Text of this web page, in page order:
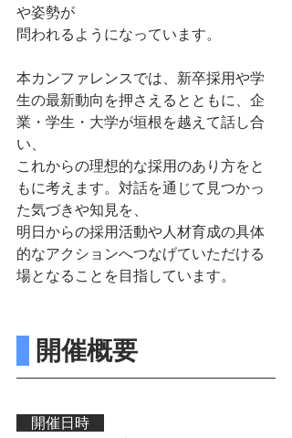
や姿勢が
問われるようになっています。
本カンファレンスでは、新卒採用や学
生の最新動向を押さえるとともに、企
業・学生・大学が垣根を越えて話し合
い、
これからの理想的な採用のあり方をと
もに考えます。対話を通じて見つかっ
た気づきや知見を、
明日からの採用活動や人材育成の具体
的なアクションへつなげていただける
場となることを目指しています。
開催概要
開催日時